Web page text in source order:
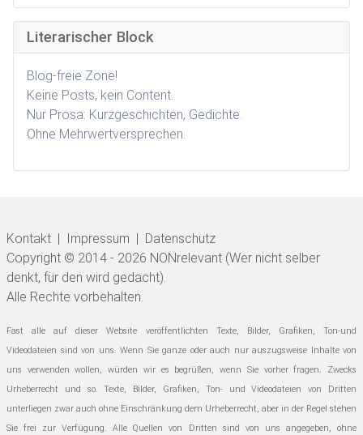
Literarischer Block
Blog-freie Zone!
Keine Posts, kein Content.
Nur Prosa: Kurzgeschichten, Gedichte.
Ohne Mehrwertversprechen.
Kontakt | Impressum | Datenschutz
Copyright © 2014 - 2026 NONrelevant (Wer nicht selber
denkt, für den wird gedacht).
Alle Rechte vorbehalten.
Fast alle auf dieser Website veröffentlichten Texte, Bilder, Grafiken, Ton-und
Videodateien sind von uns. Wenn Sie ganze oder auch nur auszugsweise Inhalte von
uns verwenden wollen, würden wir es begrüßen, wenn Sie vorher fragen. Zwecks
Urheberrecht und so.Texte, Bilder, Grafiken, Ton- und Videodateien von Dritten
unterliegen zwar auch ohne Einschränkung dem Urheberrecht, aber in der Regel stehen
Sie frei zur Verfügung. Alle Quellen von Dritten sind von uns angegeben, ohne